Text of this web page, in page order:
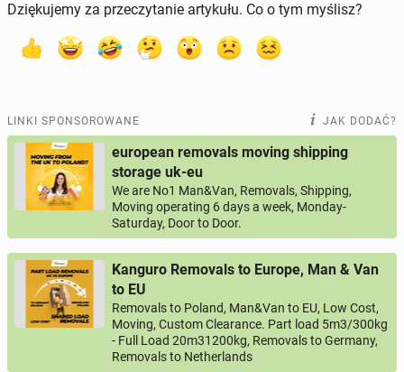
Dziękujemy za przeczytanie artykułu. Co o tym myślisz?
LINKI SPONSOROWANE JAK DODAĆ?
european removals moving shipping
storage uk-eu
We are No1 Man&Van, Removals, Shipping,
Moving operating 6 days a week, Monday-
Saturday, Door to Door.
Kanguro Removals to Europe, Man & Van
to EU
Removals to Poland, Man&Van to EU, Low Cost,
Moving, Custom Clearance. Part load 5m3/300kg
- Full Load 20m31200kg, Removals to Germany,
Removals to Netherlands